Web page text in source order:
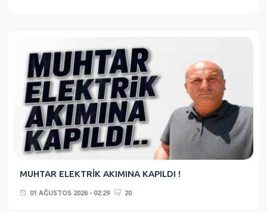
MUHTAR ELEKTRİK AKIMINA KAPILDI !
01 AĞUSTOS 2026 - 02:29 20